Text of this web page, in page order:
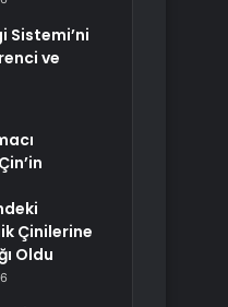
Sistemi’ni
ve
Çinilerine
Oldu